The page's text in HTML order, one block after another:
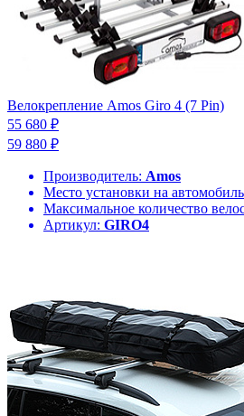
Велокрепление Amos Giro 4 (7 Pin)
55 680 ₽
59 880 ₽
Производитель: Amos
Место установки на
Максимальное количество
Артикул: GIRO4